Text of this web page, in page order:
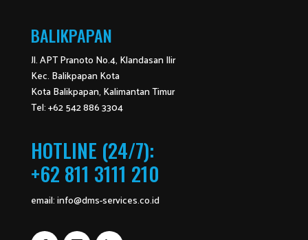
BALIKPAPAN
Jl. APT Pranoto No.4, Klandasan Ilir
Kec. Balikpapan Kota
Kota Balikpapan, Kalimantan Timur
Tel: +62 542 886 3304
HOTLINE (24/7):
+62 811 3111 210
email:info@dms-services.co.id